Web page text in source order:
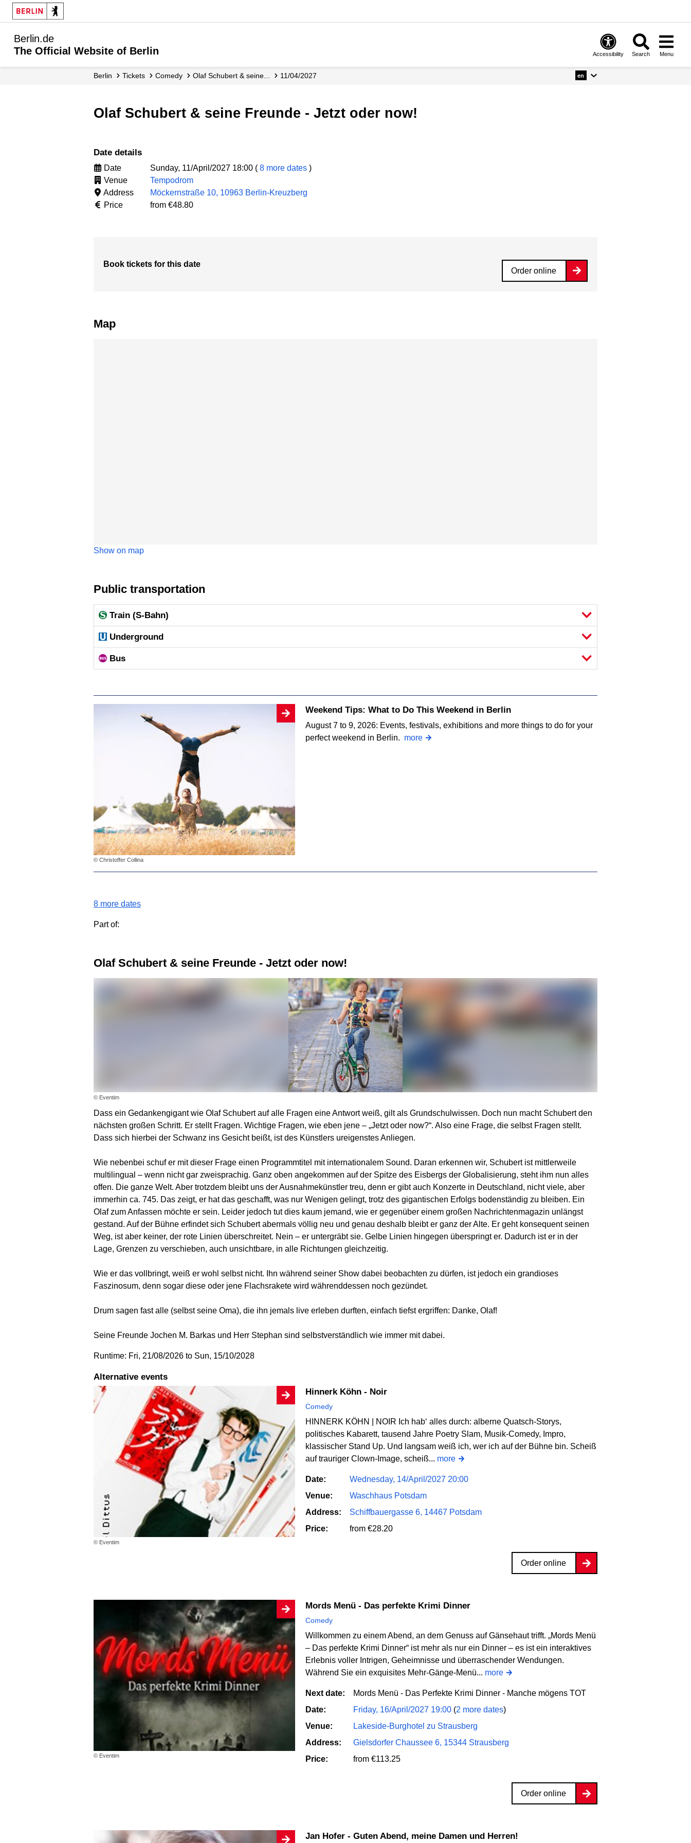
Berlin.de
The Official Website of Berlin
Accessibility Search Menu
Berlin Tickets Comedy Olaf Schubert & seine... 11/04/2027 en
Olaf Schubert & seine Freunde - Jetzt oder now!
Date details
Date Sunday, 11/April/2027 18:00 ( 8 more dates )
Venue
Tempodrom
Address
Möckernstraße 10, 10963 Berlin-Kreuzberg
Price
from €48.80
Book tickets for this date
Order online
Map
Show on map
Public transportation
Train (S-Bahn)
Underground
Bus
© Christoffer Collina
Weekend Tips: What to Do This Weekend in Berlin
August 7 to 9, 2026: Events, festivals, exhibitions and more things to do for your
perfect weekend in Berlin. more
8 more dates
Part of:
Olaf Schubert & seine Freunde - Jetzt oder now!
© Eventim
Dass ein Gedankengigant wie Olaf Schubert auf alle Fragen eine Antwort weiß, gilt als Grundschulwissen. Doch nun macht Schubert den
nächsten großen Schritt. Er stellt Fragen. Wichtige Fragen, wie eben jene – „Jetzt oder now?“. Also eine Frage, die selbst Fragen stellt.
Dass sich hierbei der Schwanz ins Gesicht beißt, ist des Künstlers ureigenstes Anliegen.
Wie nebenbei schuf er mit dieser Frage einen Programmtitel mit internationalem Sound. Daran erkennen wir, Schubert ist mittlerweile
multilingual – wenn nicht gar zweisprachig. Ganz oben angekommen auf der Spitze des Eisbergs der Globalisierung, steht ihm nun alles
offen. Die ganze Welt. Aber trotzdem bleibt uns der Ausnahmekünstler treu, denn er gibt auch Konzerte in Deutschland, nicht viele, aber
immerhin ca. 745. Das zeigt, er hat das geschafft, was nur Wenigen gelingt, trotz des gigantischen Erfolgs bodenständig zu bleiben. Ein
Olaf zum Anfassen möchte er sein. Leider jedoch tut dies kaum jemand, wie er gegenüber einem großen Nachrichtenmagazin unlängst
gestand. Auf der Bühne erfindet sich Schubert abermals völlig neu und genau deshalb bleibt er ganz der Alte. Er geht konsequent seinen
Weg, ist aber keiner, der rote Linien überschreitet. Nein – er untergräbt sie. Gelbe Linien hingegen überspringt er. Dadurch ist er in der
Lage, Grenzen zu verschieben, auch unsichtbare, in alle Richtungen gleichzeitig.
Wie er das vollbringt, weiß er wohl selbst nicht. Ihn während seiner Show dabei beobachten zu dürfen, ist jedoch ein grandioses
Faszinosum, denn sogar diese oder jene Flachsrakete wird währenddessen noch gezündet.
Drum sagen fast alle (selbst seine Oma), die ihn jemals live erleben durften, einfach tiefst ergriffen: Danke, Olaf!
Seine Freunde Jochen M. Barkas und Herr Stephan sind selbstverständlich wie immer mit dabei.
Runtime: Fri, 21/08/2026 to Sun, 15/10/2028
Alternative events
© Eventim
Hinnerk Köhn - Noir
Comedy
HINNERK KÖHN | NOIR Ich hab‘ alles durch: alberne Quatsch-Storys,
politisches Kabarett, tausend Jahre Poetry Slam, Musik-Comedy, Impro,
klassischer Stand Up. Und langsam weiß ich, wer ich auf der Bühne bin. Scheiß
auf trauriger Clown-Image, scheiß... more
Date:
Wednesday, 14/April/2027 20:00
Venue:
Waschhaus Potsdam
Address:
Schiffbauergasse 6, 14467 Potsdam
Price:
from €28.20
Order online
© Eventim
Mords Menü - Das perfekte Krimi Dinner
Comedy
Willkommen zu einem Abend, an dem Genuss auf Gänsehaut trifft. „Mords Menü
– Das perfekte Krimi Dinner“ ist mehr als nur ein Dinner – es ist ein interaktives
Erlebnis voller Intrigen, Geheimnisse und überraschender Wendungen.
Während Sie ein exquisites Mehr-Gänge-Menü... more
Next date:
Mords Menü - Das Perfekte Krimi Dinner - Manche mögens TOT
Date:
Friday, 16/April/2027 19:00 (2 more dates)
Venue:
Lakeside-Burghotel zu Strausberg
Address:
Gielsdorfer Chaussee 6, 15344 Strausberg
Price:
from €113.25
Order online
Jan Hofer - Guten Abend, meine Damen und Herren!